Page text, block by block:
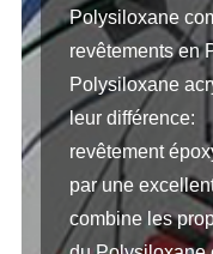
Polysiloxane
revêtements en
Polysiloxane
leur différence:
revêtement
par une
combine les